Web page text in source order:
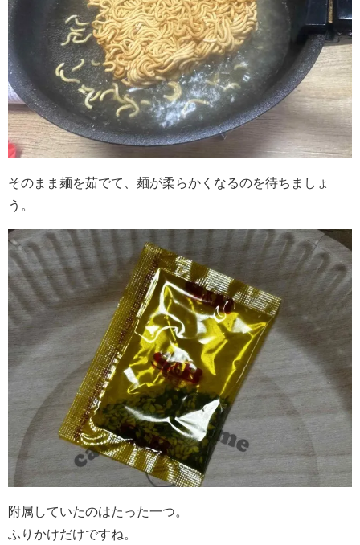
そのまま麺を茹でて、麺が柔らかくなるのを待ちましょ
う。
附属していたのはたった一つ。
ふりかけだけですね。